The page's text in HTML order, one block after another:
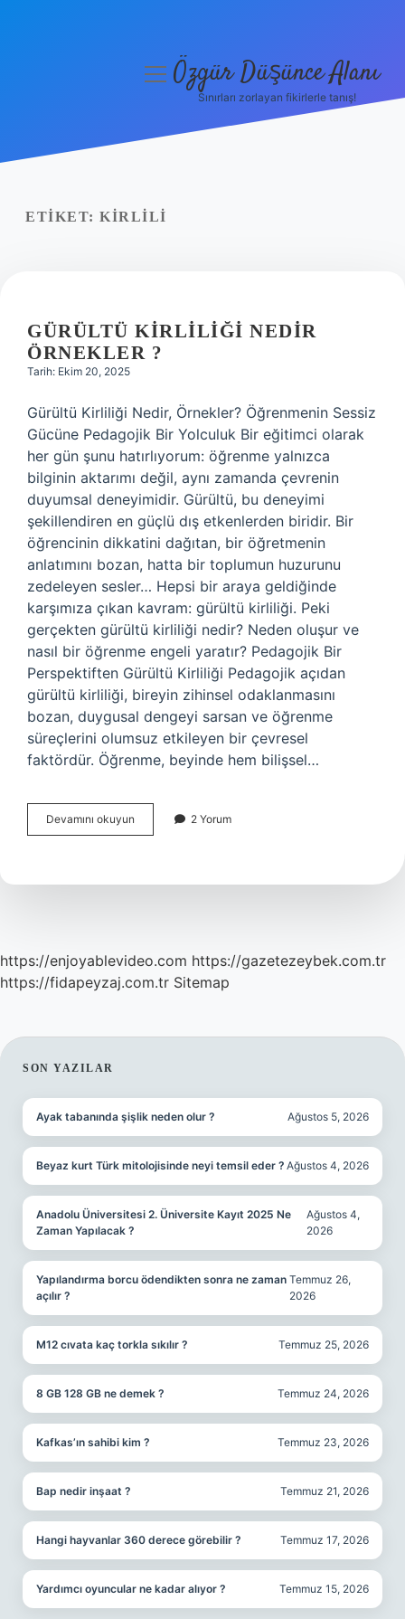
Yasal Uyarı
menüyüÖzgür Düşünce Alanı
Sınırları zorlayan fikirlerle tanış!
ETIKET: KIRLILI
GÜRÜLTÜ KIRLILIĞI NEDIR
ÖRNEKLER ?
Tarih: Ekim 20, 2025
Gürültü Kirliliği Nedir, Örnekler? Öğrenmenin Sessiz
Gücüne Pedagojik Bir Yolculuk Bir eğitimci olarak
her gün şunu hatırlıyorum: öğrenme yalnızca
bilginin aktarımı değil, aynı zamanda çevrenin
duyumsal deneyimidir. Gürültü, bu deneyimi
şekillendiren en güçlü dış etkenlerden biridir. Bir
öğrencinin dikkatini dağıtan, bir öğretmenin
anlatımını bozan, hatta bir toplumun huzurunu
zedeleyen sesler… Hepsi bir araya geldiğinde
karşımıza çıkan kavram: gürültü kirliliği. Peki
gerçekten gürültü kirliliği nedir? Neden oluşur ve
nasıl bir öğrenme engeli yaratır? Pedagojik Bir
Perspektiften Gürültü Kirliliği Pedagojik açıdan
gürültü kirliliği, bireyin zihinsel odaklanmasını
bozan, duygusal dengeyi sarsan ve öğrenme
süreçlerini olumsuz etkileyen bir çevresel
faktördür. Öğrenme, beyinde hem bilişsel…
Devamını okuyun
kirliliği
?
2 Yorum
https://enjoyablevideo.com https://gazetezeybek.com.tr
https://fidapeyzaj.com.tr Sitemap
SIDEBAR
SON YAZILAR
Ayak tabanında şişlik neden olur ? Ağustos 5, 2026
Beyaz kurt Türk mitolojisinde neyi temsil eder ? Ağustos 4, 2026
Anadolu Üniversitesi 2. Üniversite Kayıt 2025 Ne
Zaman Yapılacak ?
Ağustos 4,
2026
Yapılandırma borcu ödendikten sonra ne zaman
açılır ?
Temmuz 26,
2026
M12 cıvata kaç torkla sıkılır ? Temmuz 25, 2026
8 GB 128 GB ne demek ? Temmuz 24, 2026
Kafkas’ın sahibi kim ? Temmuz 23, 2026
Bap nedir inşaat ? Temmuz 21, 2026
Hangi hayvanlar 360 derece görebilir ? Temmuz 17, 2026
Yardımcı oyuncular ne kadar alıyor ? Temmuz 15, 2026